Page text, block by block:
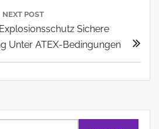
NEXT POST
Sichere
Unter ATEX-Bedingungen